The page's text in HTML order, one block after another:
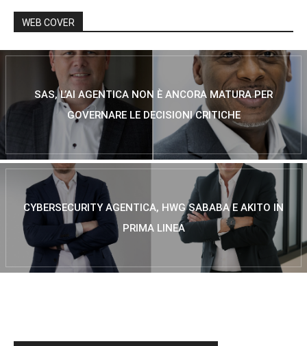
WEB COVER
SAS, L’AI AGENTICA NON È ANCORA MATURA PER
GOVERNARE LE DECISIONI CRITICHE
CYBERSECURITY AGENTICA, HWG SABABA E AKITO IN
PRIMA LINEA